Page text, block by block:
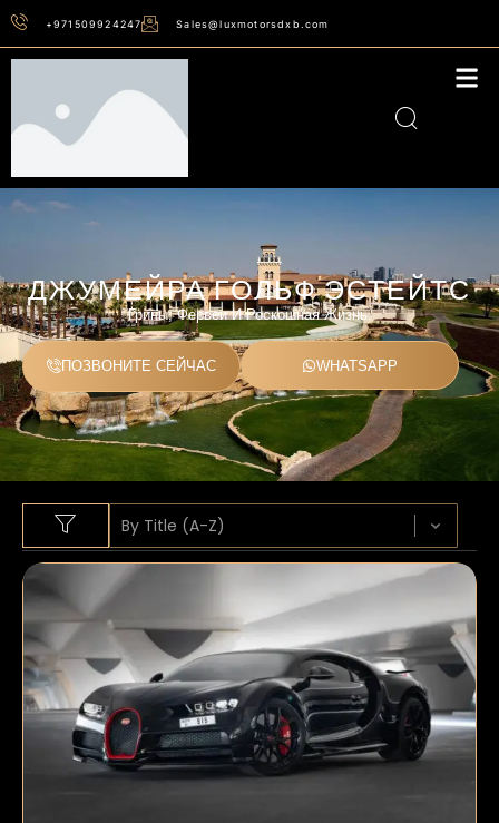
+971509924247 Sales@luxmotorsdxb.com
ДЖУМЕЙРА ГОЛЬФ ЭСТЕЙТС
Грины, Фервеи И Роскошная Жизнь.
ПОЗВОНИТЕ СЕЙЧАС WHATSAPP
SORT BY
Sort content